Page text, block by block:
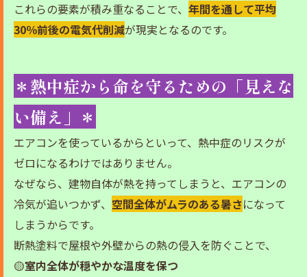
これらの要素が積み重なることで、 年間を通して平均
30％前後の電気代削減が現実となるのです。
＊熱中症から命を守るための「見えな
い備え」＊
エアコンを使っているからといって、熱中症のリスクが
ゼロになるわけではありません。
なぜなら、建物自体が熱を持ってしまうと、エアコンの
冷気が追いつかず、 空間全体がムラのある暑さになって
しまうからです。
断熱塗料で屋根や外壁からの熱の侵入を防ぐことで、
🟡室内全体が穏やかな温度を保つ